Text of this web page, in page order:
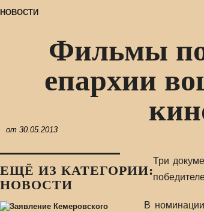
НОВОСТИ
Фильмы
епархии
от 30.05.2013
ЕЩЁ ИЗ КАТЕГОРИИ:
НОВОСТИ
Три
В